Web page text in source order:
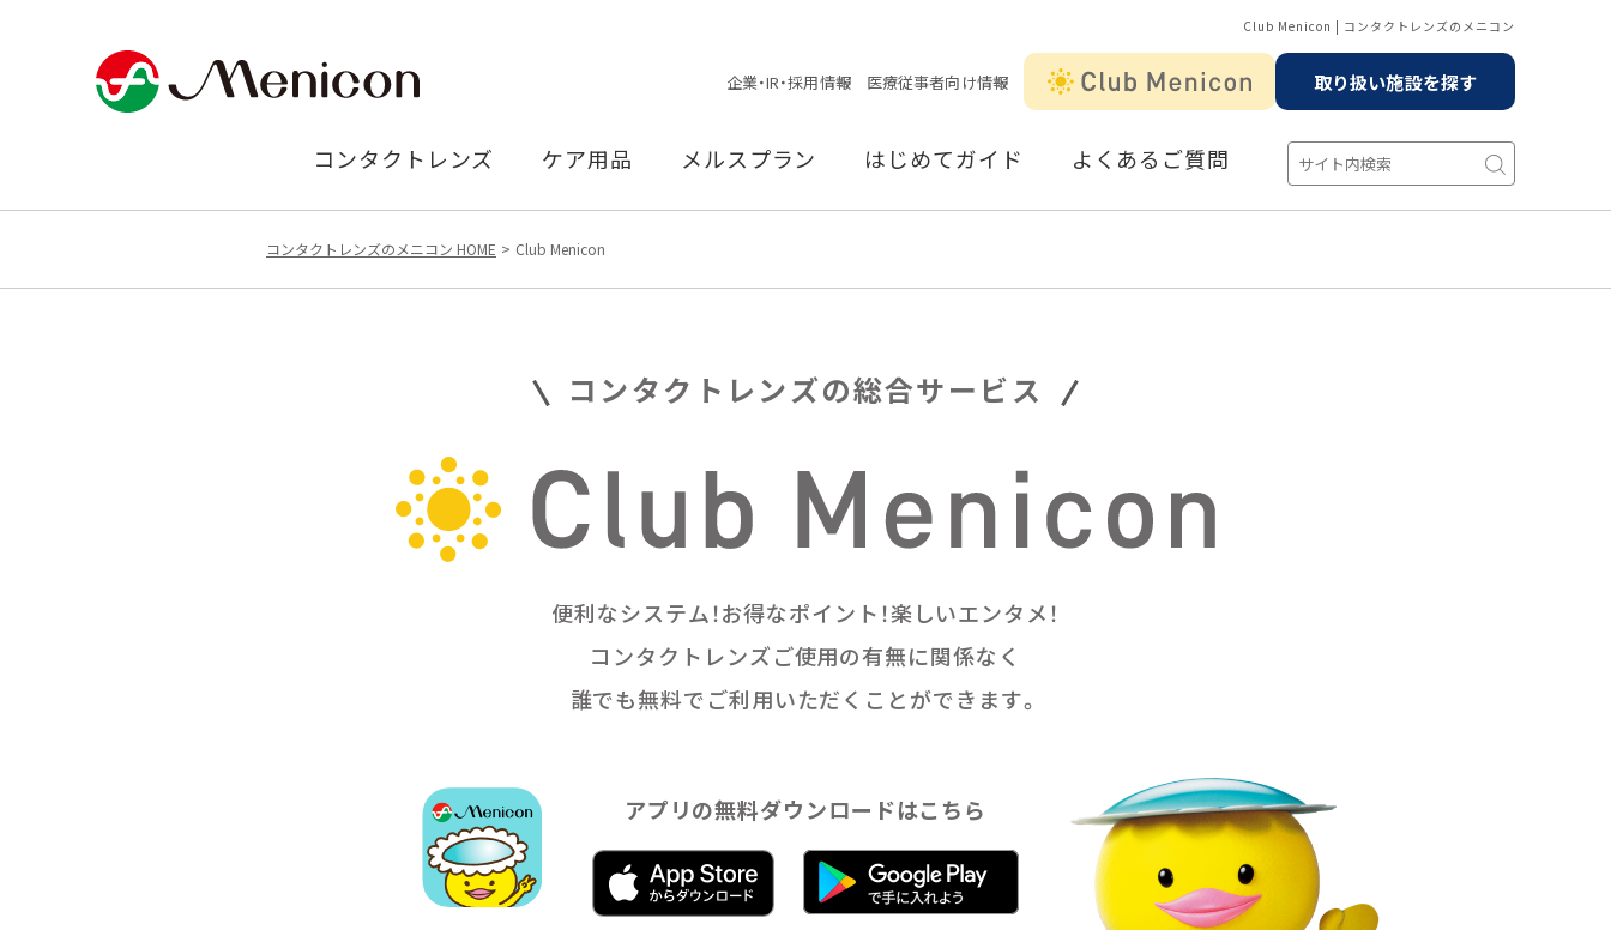
Club Menicon | コンタクトレンズのメニコン
企業・IR・採用情報 医療従事者向け情報 取り扱い施設を探す
コンタクトレンズ ケア用品 メルスプラン はじめてガイド よくあるご質問
コンタクトレンズのメニコン HOME Club Menicon
コンタクトレンズの総合サービス
便利なシステム！お得なポイント！楽しいエンタメ！
コンタクトレンズご使用の有無に関係なく
誰でも無料でご利用いただくことができます。
アプリの無料ダウンロードはこちら